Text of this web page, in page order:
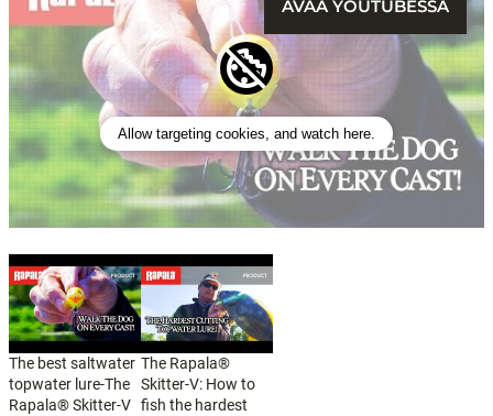
Allow targeting cookies, and watch here.
AVAA YOUTUBESSA
The best saltwater
topwater lure-The
Rapala® Skitter-V
The Rapala®
Skitter-V: How to
fish the hardest